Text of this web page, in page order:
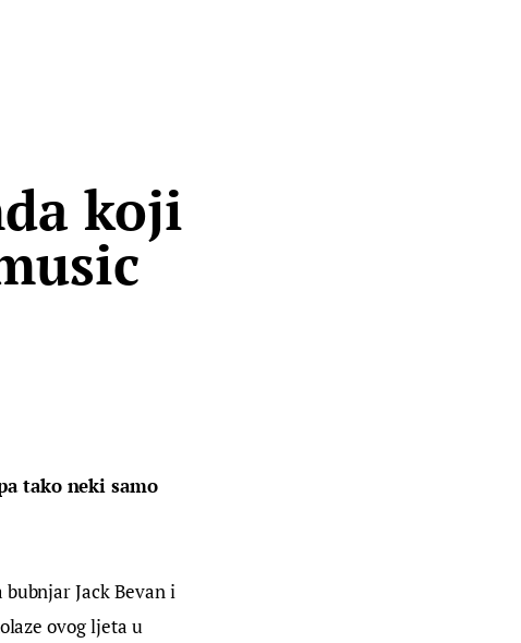
koji
tako neki samo
Jack Bevan i
ovog ljeta u